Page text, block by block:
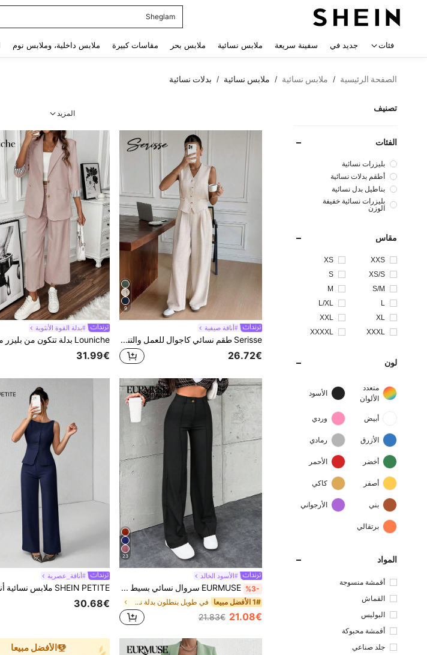
Dazy
فئات جديد في سفينة سريعة ملابس نسائية ملابس بحر مقاسات كبيرة ملابس داخلية، وملابس نوم
الصفحة الرئيسية / ملابس نسائية / ملابس نسائية / بدلات نسائية
تصنيف
الفئات
بليزرات نسائية
أطقم بدلات نسائية
بناطيل بدل نسائية
بليزرات نسائية خفيفة
الوزن
مقاس
XXS
XS
XS/S
S
S/M
M
L
L/XL
XL
XXL
XXXL
XXXXL
لون
متعدد
الألوان
الأسود
أبيض وردي
الأزرق رمادي
أخضر الأحمر
أصفر كاكي
بني الأرجواني
برتقالي
المواد
أقمشة منسوجة
القماش
البوليس
تر
أقمشة محبوكة
جلد صناعي
المزيد
9
#أناقة صيفية
Serisse طقم نسائي كاجوال للعمل والتنقل لفصلي الربيع والخريف، بلون موحد، يتكون من سترة بليزر بصف واحد من الأزرار وبنطال
26.72€
#بدلة القوة الأنثوية
31.99€
23
#الأسود الخالد
%3- EURMUSE سروال نسائي بسيط بلون صلب لليوميات والأعمال
1# الأفضل مبيعا في طويل بنطلون بدلة نسائي
21.08€
21.83€
#أناقة_عصرية
30.68€
الأفضل مبيعا